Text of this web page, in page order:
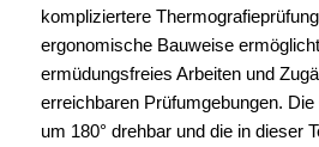
kompliziertere
ergonomische Bauweise
ermüdungsfreies Arbeiten und
erreichbaren Prüfumgebungen.
um 180° drehbar und die in dieser